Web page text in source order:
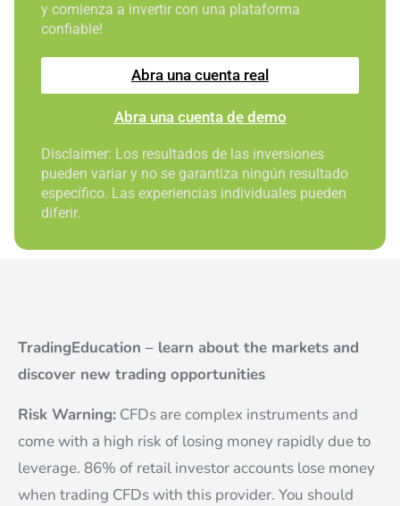
y comienza a invertir con una plataforma
confiable!
Abra una cuenta real
Abra una cuenta de demo
Disclaimer: Los resultados de las inversiones
pueden variar y no se garantiza ningún resultado
específico. Las experiencias individuales pueden
diferir.
TradingEducation – learn about the markets and
discover new trading opportunities
Risk Warning: CFDs are complex instruments and
come with a high risk of losing money rapidly due to
leverage. 86% of retail investor accounts lose money
when trading CFDs with this provider. You should